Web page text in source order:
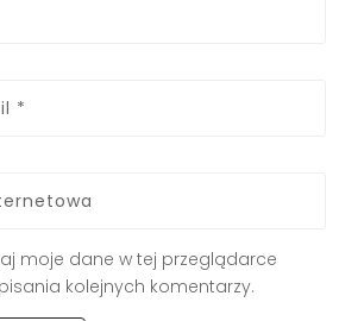
moje dane w tej przeglądarce
kolejnych komentarzy.